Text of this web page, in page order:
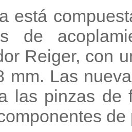
está
de
Reiger, con
mm. Las
las pinzas de